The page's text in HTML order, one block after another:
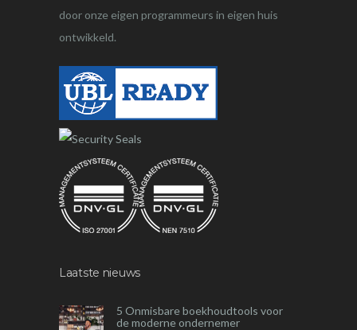
door onze eigen programmeurs in eigen huis
ontwikkeld.
Laatste nieuws
5 Onmisbare boekhoudtools voor
de moderne ondernemer